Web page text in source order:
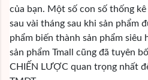
của bạn. Một số con số thống
sau vài tháng sau khi sản phẩm
phẩm biến thành sản phẩm siêu
sản phẩm Tmall cũng đã tuyên
CHIẾN LƯỢC quan trọng nhất